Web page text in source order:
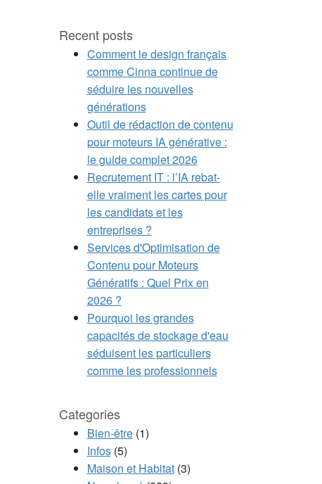
Recent posts
Comment le design français
comme Cinna continue de
séduire les nouvelles
générations
Outil de rédaction de contenu
pour moteurs IA générative :
le guide complet 2026
Recrutement IT : l’IA rebat-
elle vraiment les cartes pour
les candidats et les
entreprises ?
Services d'Optimisation de
Contenu pour Moteurs
Génératifs : Quel Prix en
2026 ?
Pourquoi les grandes
capacités de stockage d'eau
séduisent les particuliers
comme les professionnels
Categories
Bien-être(1)
Infos(5)
Maison et Habitat(3)